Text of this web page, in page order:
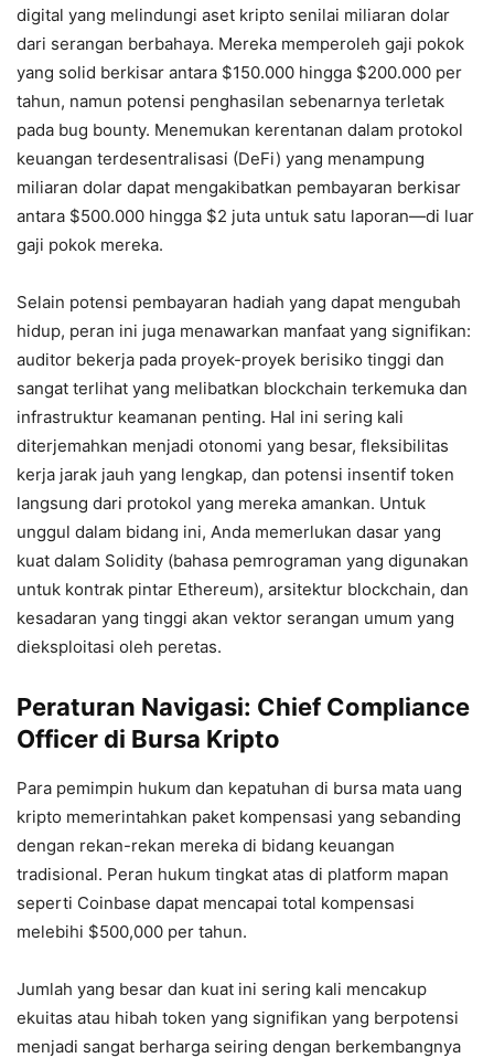
digital yang melindungi aset kripto senilai miliaran dolar
dari serangan berbahaya. Mereka memperoleh gaji pokok
yang solid berkisar antara $150.000 hingga $200.000 per
tahun, namun potensi penghasilan sebenarnya terletak
pada bug bounty. Menemukan kerentanan dalam protokol
keuangan terdesentralisasi (DeFi) yang menampung
miliaran dolar dapat mengakibatkan pembayaran berkisar
antara $500.000 hingga $2 juta untuk satu laporan—di luar
gaji pokok mereka.
Selain potensi pembayaran hadiah yang dapat mengubah
hidup, peran ini juga menawarkan manfaat yang signifikan:
auditor bekerja pada proyek-proyek berisiko tinggi dan
sangat terlihat yang melibatkan blockchain terkemuka dan
infrastruktur keamanan penting. Hal ini sering kali
diterjemahkan menjadi otonomi yang besar, fleksibilitas
kerja jarak jauh yang lengkap, dan potensi insentif token
langsung dari protokol yang mereka amankan. Untuk
unggul dalam bidang ini, Anda memerlukan dasar yang
kuat dalam Solidity (bahasa pemrograman yang digunakan
untuk kontrak pintar Ethereum), arsitektur blockchain, dan
kesadaran yang tinggi akan vektor serangan umum yang
dieksploitasi oleh peretas.
Peraturan Navigasi: Chief Compliance
Officer di Bursa Kripto
Para pemimpin hukum dan kepatuhan di bursa mata uang
kripto memerintahkan paket kompensasi yang sebanding
dengan rekan-rekan mereka di bidang keuangan
tradisional. Peran hukum tingkat atas di platform mapan
seperti Coinbase dapat mencapai total kompensasi
melebihi $500,000 per tahun.
Jumlah yang besar dan kuat ini sering kali mencakup
ekuitas atau hibah token yang signifikan yang berpotensi
menjadi sangat berharga seiring dengan berkembangnya